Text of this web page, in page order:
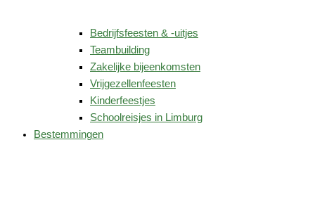
Bedrijfsfeesten & -uitjes
Teambuilding
Zakelijke bijeenkomsten
Vrijgezellenfeesten
Kinderfeestjes
Schoolreisjes in Limburg
Bestemmingen